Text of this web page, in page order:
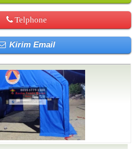
Telphone
Kirim Email